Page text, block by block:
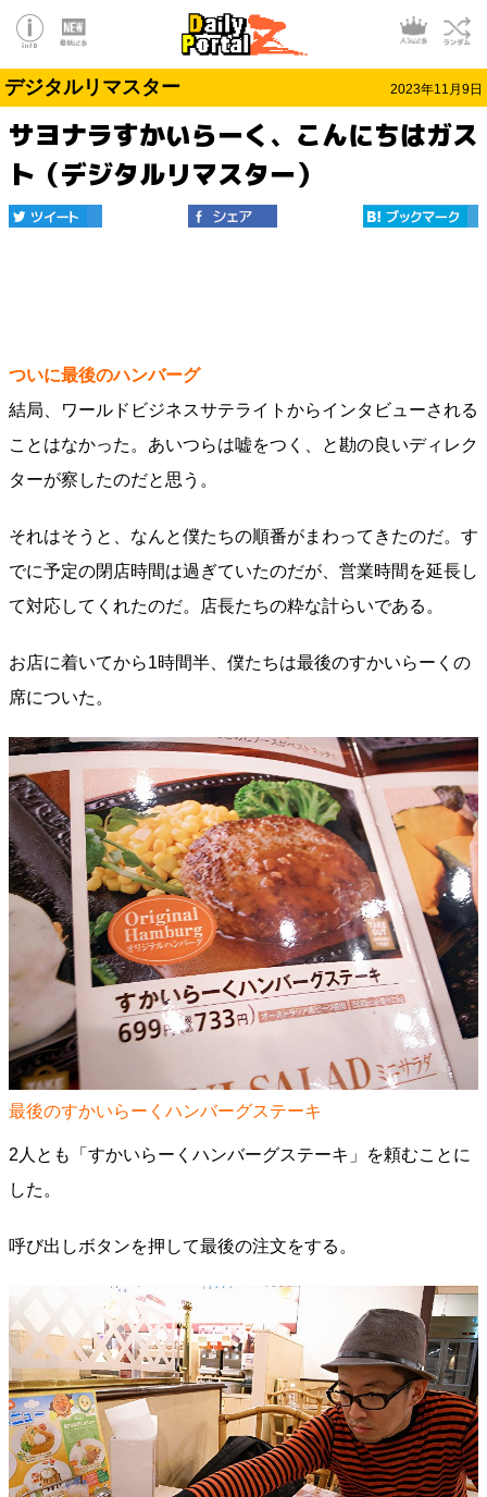
デジタルリマスター 2023年11月9日
サヨナラすかいらーく、こんにちはガス
ト（デジタルリマスター）
ついに最後のハンバーグ
結局、ワールドビジネスサテライトからインタビューされる
ことはなかった。あいつらは嘘をつく、と勘の良いディレク
ターが察したのだと思う。
それはそうと、なんと僕たちの順番がまわってきたのだ。す
でに予定の閉店時間は過ぎていたのだが、営業時間を延長し
て対応してくれたのだ。店長たちの粋な計らいである。
お店に着いてから1時間半、僕たちは最後のすかいらーくの
席についた。
最後のすかいらーくハンバーグステーキ
2人とも「すかいらーくハンバーグステーキ」を頼むことに
した。
呼び出しボタンを押して最後の注文をする。